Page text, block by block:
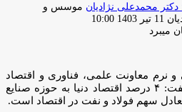
موسس و
ارسال
ایمیل
11 تیر 1403 10:00
و نرم معاونت علمی، فناوری و اقتصاد
دانش‌بنیان ریاست جمهوری گفت: ۴ درصد اقتصاد دنیا به حوزه صنایع
سهم فولاد و نفت در اقتصاد است.